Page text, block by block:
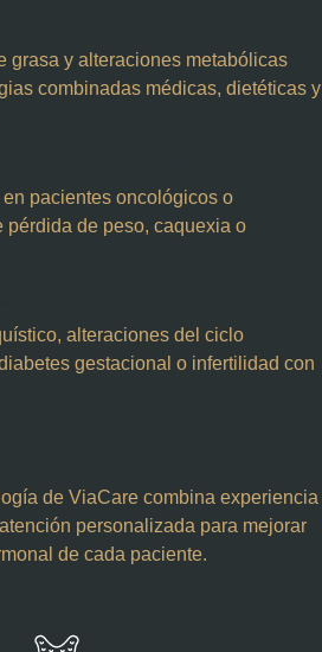
grasa y alteraciones metabólicas
combinadas médicas, dietéticas y
pacientes oncológicos o
pérdida de peso, caquexia o
alteraciones del ciclo
gestacional o infertilidad con
de ViaCare combina experiencia
personalizada para mejorar
de cada paciente.